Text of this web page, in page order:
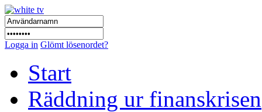
Logga in Glömt lösenordet?
Start
Räddning ur finanskrisen